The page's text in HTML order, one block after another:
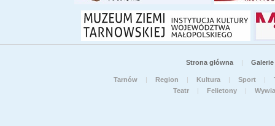
Strona główna | Galerie
Tarnów | Region | Kultura | Sport |
Teatr
| Felietony |